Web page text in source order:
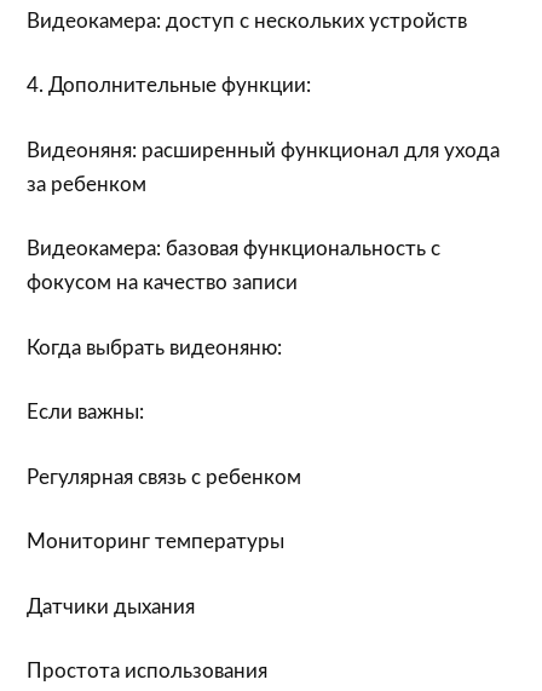
Видеокамера: доступ с нескольких устройств
4. Дополнительные функции:
Видеоняня: расширенный функционал для ухода
за ребенком
Видеокамера: базовая функциональность с
фокусом на качество записи
Когда выбрать видеоняню:
Если важны:
Регулярная связь с ребенком
Мониторинг температуры
Датчики дыхания
Простота использования